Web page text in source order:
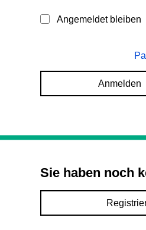
Angemeldet bleiben
Anmelden
Sie haben noch